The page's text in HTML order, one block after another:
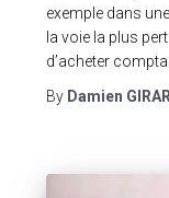
exemple dans
la voie la plus
d’acheter
By Damien